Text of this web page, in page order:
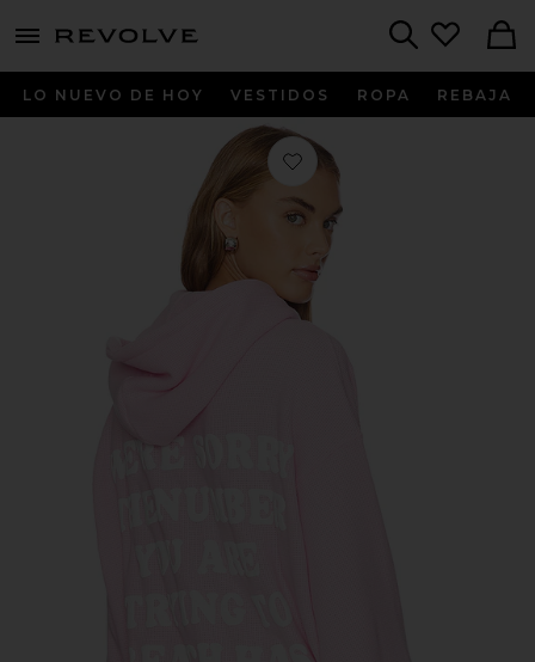
menu - shows more content
LO NUEVO DE HOY VESTIDOS ROPA REBAJA
Favorito SUDADERA CON